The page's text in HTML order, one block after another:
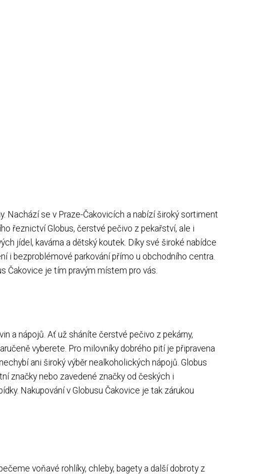
Nachází se v Praze-Čakovicích a nabízí široký sortiment
řeznictví Globus, čerstvé pečivo z pekařství, ale i
jídel, kavárna a dětský koutek. Díky své široké nabídce
i bezproblémové parkování přímo u obchodního centra.
Čakovice je tím pravým místem pro vás.
a nápojů. Ať už sháníte čerstvé pečivo z pekárny,
vyberete. Pro milovníky dobrého pití je připravena
ani široký výběr nealkoholických nápojů. Globus
značky nebo zavedené značky od českých i
Nakupování v Globusu Čakovice je tak zárukou
voňavé rohlíky, chleby, bagety a další dobroty z